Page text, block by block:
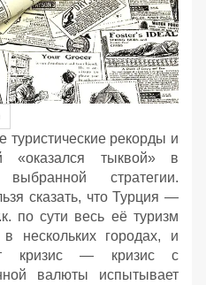
туристические рекорды и
«оказался тыквой» в
стратегии.
сказать, что Турция —
по сути весь её туризм
нескольких городах, и
кризис — кризис с
валюты испытывает